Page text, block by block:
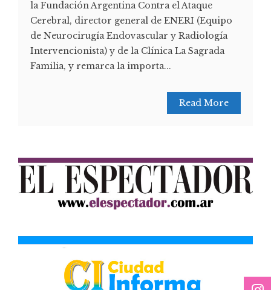
la Fundación Argentina Contra el Ataque
Cerebral, director general de ENERI (Equipo
de Neurocirugía Endovascular y Radiología
Intervencionista) y de la Clínica La Sagrada
Familia, y remarca la importa...
Read More